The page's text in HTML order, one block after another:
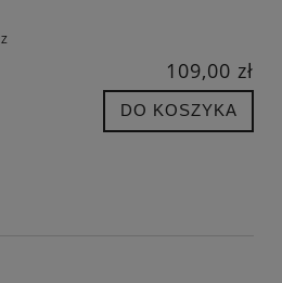
109,00 zł
DO KOSZYKA